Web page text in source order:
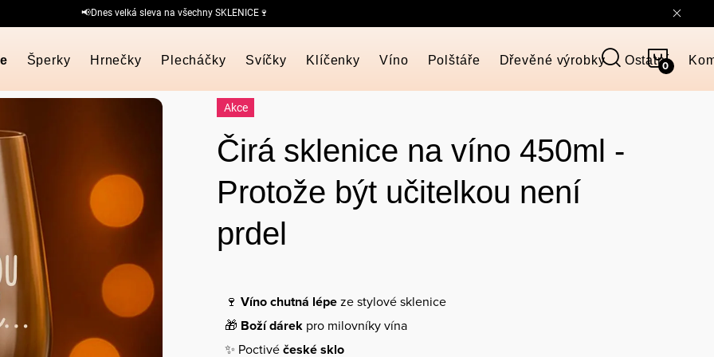
📢Dnes velká sleva na všechny SKLENICE🍷
KOŠÍK
Šperky Hrnečky Plecháčky Svíčky Klíčenky Víno Polštáře Dřevěné výrobky Ostatní
Akce
Čirá sklenice na víno 450ml -
Protože být učitelkou není
prdel
🍷 Víno chutná lépeze stylové sklenice
🎁 Boží dárek pro milovníky vína
✨ Poctivéčeské sklo